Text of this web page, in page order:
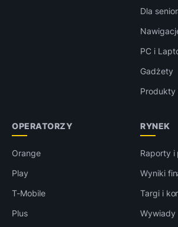
Dla
PC i
Gadżety
Produkty
OPERATORZY
Orange
Play
T-Mobile
Plus
RYNEK
Raporty i
Wyniki
Targi i
Wywiady